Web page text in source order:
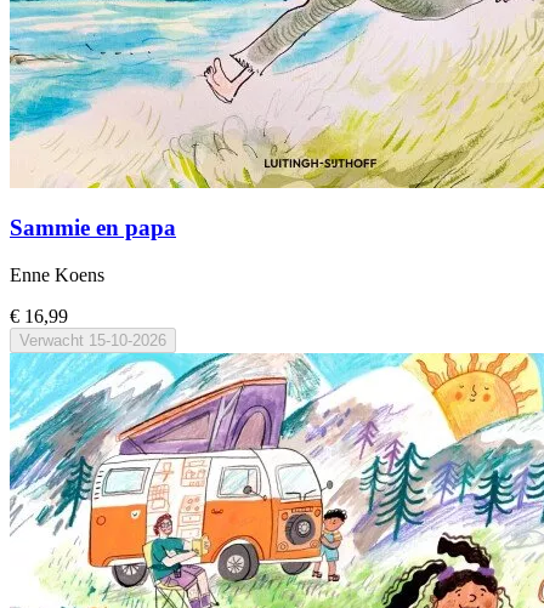
Sammie en papa
Enne Koens
€ 16,99
Verwacht 15-10-2026